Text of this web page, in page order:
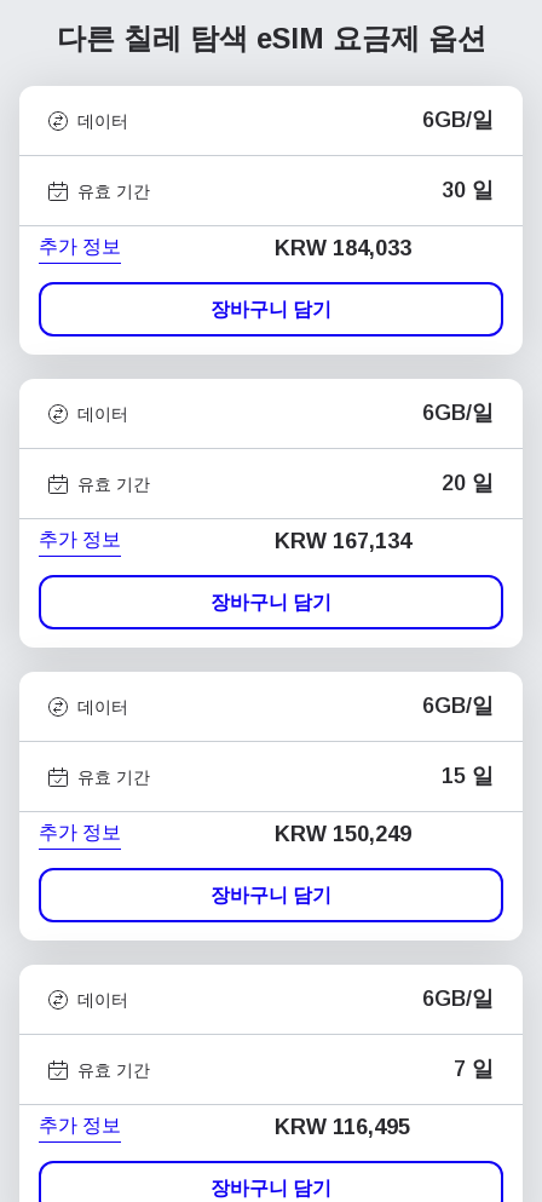
다른 칠레 탐색 eSIM 요금제 옵션
데이터 6GB/일
유효 기간 30 일
추가 정보 KRW 184,033
장바구니 담기
데이터 6GB/일
유효 기간 20 일
추가 정보 KRW 167,134
장바구니 담기
데이터 6GB/일
유효 기간 15 일
추가 정보 KRW 150,249
장바구니 담기
데이터 6GB/일
유효 기간 7 일
추가 정보 KRW 116,495
장바구니 담기